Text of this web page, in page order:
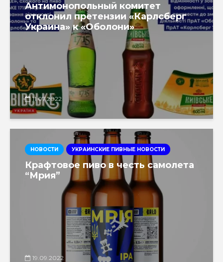
Антимонопольный комитет
отклонил претензии «Карлсберг
Украина» к «Оболони»
11.07.2022
НОВОСТИ УКРАИНСКИЕ ПИВНЫЕ НОВОСТИ
Крафтовое пиво в честь самолета
“Мрия”
19.09.2022